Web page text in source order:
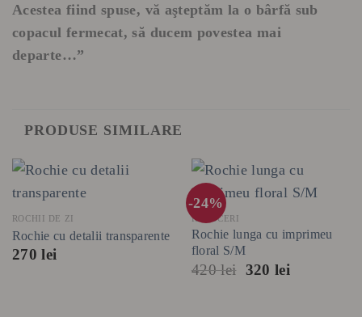
Acestea fiind spuse, vă aşteptăm la o bârfă sub
copacul fermecat, să ducem povestea mai
departe…”
PRODUSE SIMILARE
ROCHII DE ZI
Rochie cu detalii transparente
270lei
-24%
REDUCERI
Rochie lunga cu imprimeu
floral S/M
420lei Prețul
320lei